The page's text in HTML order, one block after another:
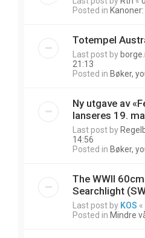
Posted in
Totempel
Last post by
21:13
Posted in Bøker,
Ny utgave av
lanseres 19.
Last post by
14:56
Posted in Bøker,
The WWII
Searchlight
Last post by KOS «
Posted in Mindre